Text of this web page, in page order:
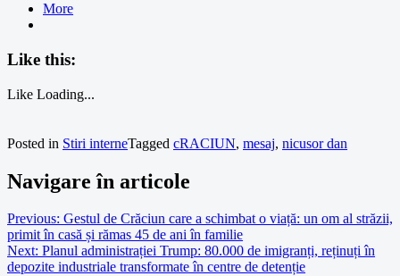
More
Like this:
Like Loading...
Posted in Stiri interneTagged cRACIUN, mesaj, nicusor dan
Navigare în articole
Previous: Gestul de Crăciun care a schimbat o viață: un om al străzii,
primit în casă și rămas 45 de ani în familie
Next: Planul administrației Trump: 80.000 de imigranți, reținuți în
depozite industriale transformate în centre de detenție